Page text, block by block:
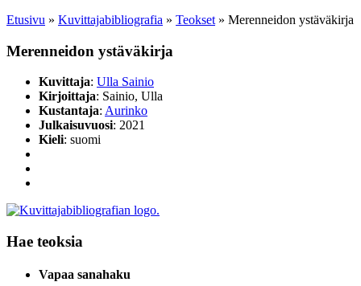
Etusivu » Kuvittaja­bibliografia » Teokset » Merenneidon ystäväkirja
Merenneidon ystäväkirja
Kuvittaja: Ulla Sainio
Kirjoittaja: Sainio, Ulla
Kustantaja: Aurinko
Julkaisuvuosi: 2021
Kieli: suomi
Hae teoksia
Vapaa sanahaku